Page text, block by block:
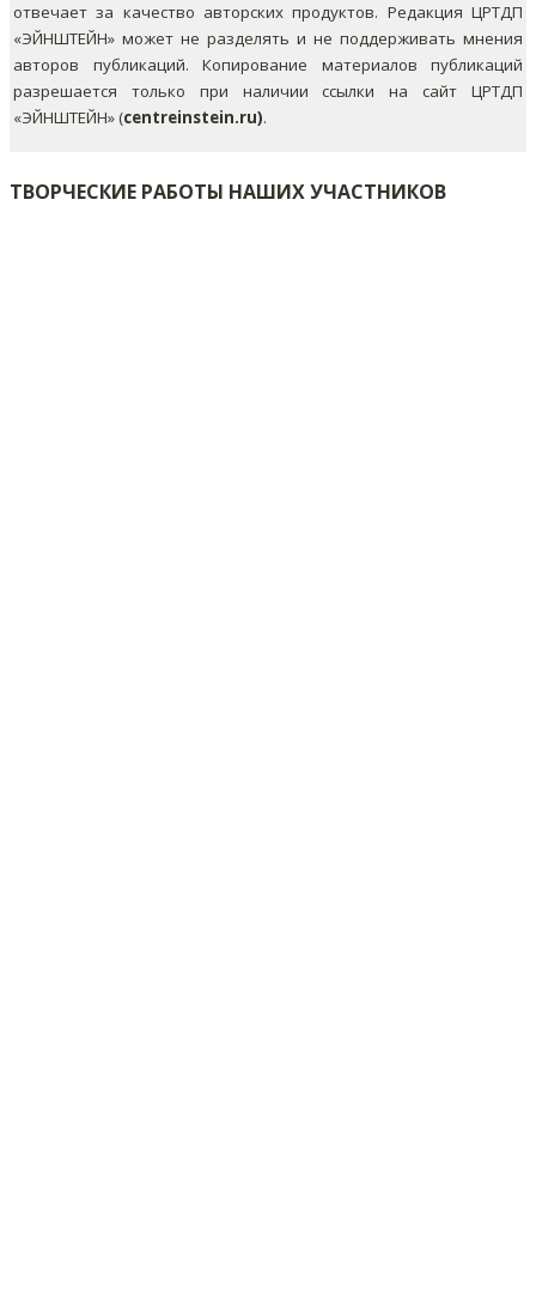
отвечает за качество авторских продуктов. Редакция ЦРТДП
«ЭЙНШТЕЙН» может не разделять и не поддерживать мнения
авторов публикаций. Копирование материалов публикаций
разрешается только при наличии ссылки на сайт ЦРТДП
«ЭЙНШТЕЙН» (centreinstein.ru).
ТВОРЧЕСКИЕ РАБОТЫ НАШИХ УЧАСТНИКОВ